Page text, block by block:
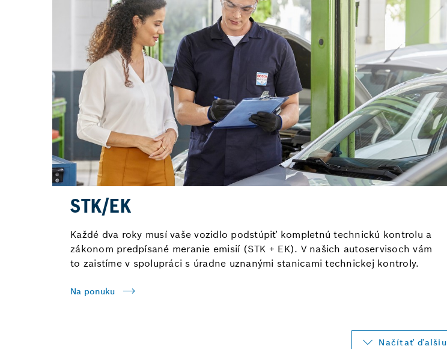
STK/EK
Každé dva roky musí vaše vozidlo podstúpiť kompletnú technickú kontrolu a
zákonom predpísané meranie emisií (STK + EK). V našich autoservisoch vám
to zaistíme v spolupráci s úradne uznanými stanicami technickej kontroly.
Na ponuku
Načítať ďalšiu